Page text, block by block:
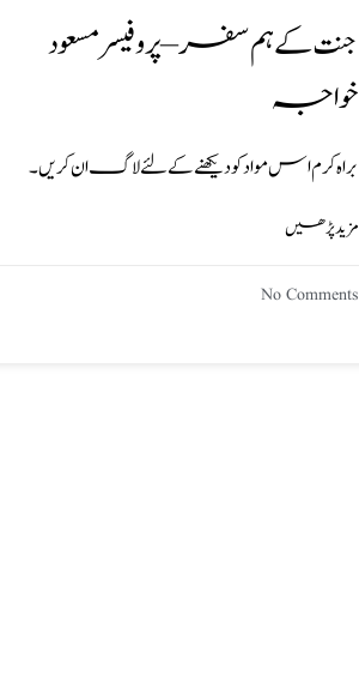
جنت کے ہم سفر – پروفیسر مسعود
خواجہ
براہ کرم اس مواد کو دیکھنے کے لئے لاگ ان کریں۔
مزید پڑھیں
No Comments